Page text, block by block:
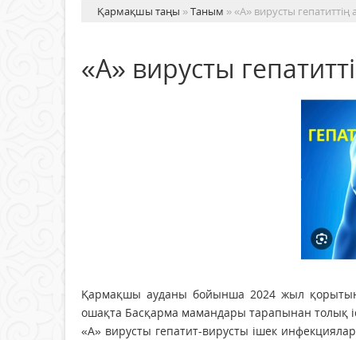
Қармақшы таңы »Таным » «А» вирусты гепатиттің
«А» вирусты
Қармақшы ауданы бойынша 2024 жыл
ошақта Басқарма мамандары тарапынан толық
«А» вирусты гепатит-вирусты ішек